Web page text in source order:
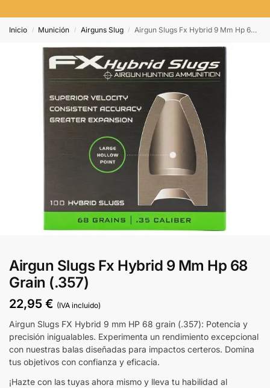
Inicio / Munición / Airguns Slug / Airgun Slugs Fx Hybrid 9 Mm Hp 68 Grain (.357)
Airgun Slugs Fx Hybrid 9 Mm Hp 68
Grain (.357)
22,95 € (IVA incluido)
Airgun Slugs FX Hybrid 9 mm HP 68 grain (.357): Potencia y
precisión inigualables. Experimenta un rendimiento excepcional
con nuestras balas diseñadas para impactos certeros. Domina
tus objetivos con confianza y eficacia.
¡Hazte con las tuyas ahora mismo y lleva tu habilidad al